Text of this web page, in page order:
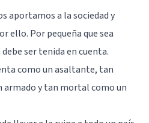
aportamos a la sociedad y
ello. Por pequeña que sea
ser tenida en cuenta.
como un asaltante, tan
y tan mortal como un